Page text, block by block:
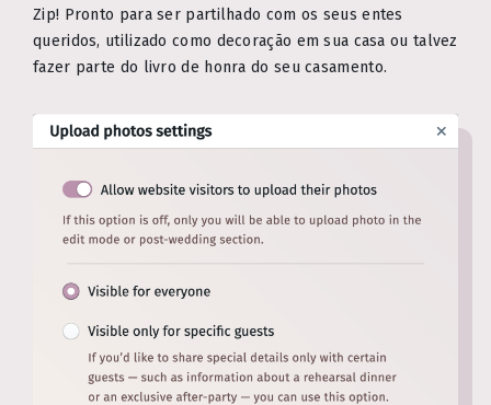
Zip! Pronto para ser partilhado com os seus entes
queridos, utilizado como decoração em sua casa ou talvez
fazer parte do livro de honra do seu casamento.